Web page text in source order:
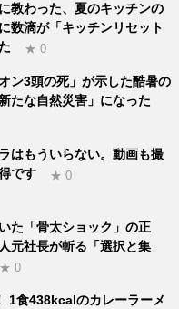
教わった、夏のキッチンの
数滴が「キッチンリセット
★ 0
ン3頭の死」が示した酷暑の
たな自然災害」になった
はもういらない。動画も撮
です
★ 0
た「骨太ショック」の正
元社長が斬る「選択と集
★ 0
1食438kcalのカレーラーメ